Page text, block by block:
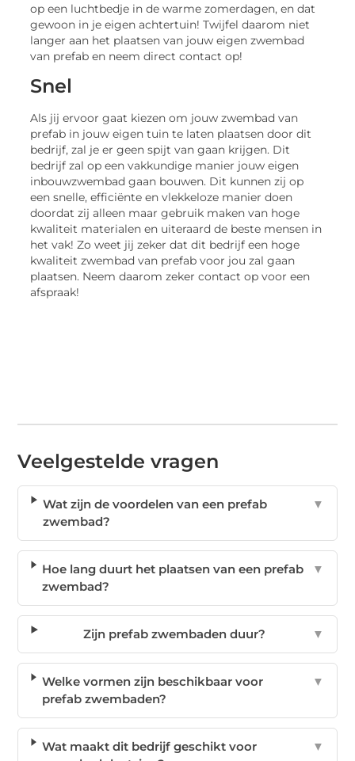
op een luchtbedje in de warme zomerdagen, en dat
gewoon in je eigen achtertuin! Twijfel daarom niet
langer aan het plaatsen van jouw eigen zwembad
van prefab en neem direct contact op!
Snel
Als jij ervoor gaat kiezen om jouw zwembad van
prefab in jouw eigen tuin te laten plaatsen door dit
bedrijf, zal je er geen spijt van gaan krijgen. Dit
bedrijf zal op een vakkundige manier jouw eigen
inbouwzwembad gaan bouwen. Dit kunnen zij op
een snelle, efficiënte en vlekkeloze manier doen
doordat zij alleen maar gebruik maken van hoge
kwaliteit materialen en uiteraard de beste mensen in
het vak! Zo weet jij zeker dat dit bedrijf een hoge
kwaliteit zwembad van prefab voor jou zal gaan
plaatsen. Neem daarom zeker contact op voor een
afspraak!
Veelgestelde vragen
Wat zijn de voordelen van een prefab
zwembad?
▼
Hoe lang duurt het plaatsen van een prefab
zwembad?
▼
Zijn prefab zwembaden duur? ▼
Welke vormen zijn beschikbaar voor
prefab zwembaden?
▼
Wat maakt dit bedrijf geschikt voor
▼